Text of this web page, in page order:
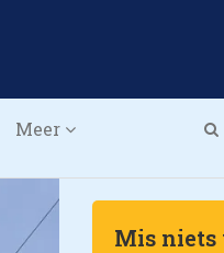
Meer
Mis niets